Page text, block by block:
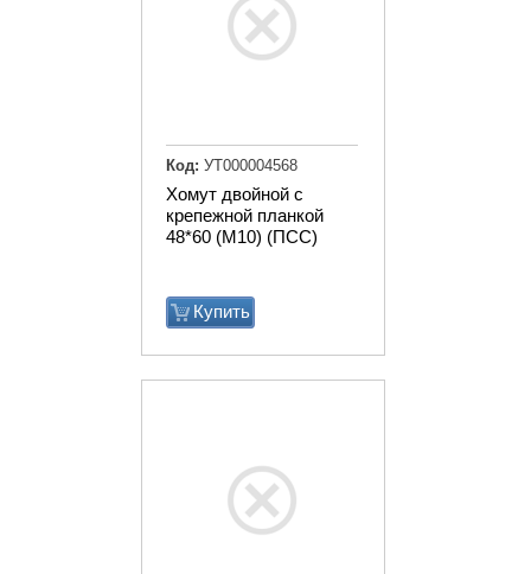
Хомут двойной с
крепежной планкой
48*60 (М10) (ПСС)
Купить
Код: УТ000004568